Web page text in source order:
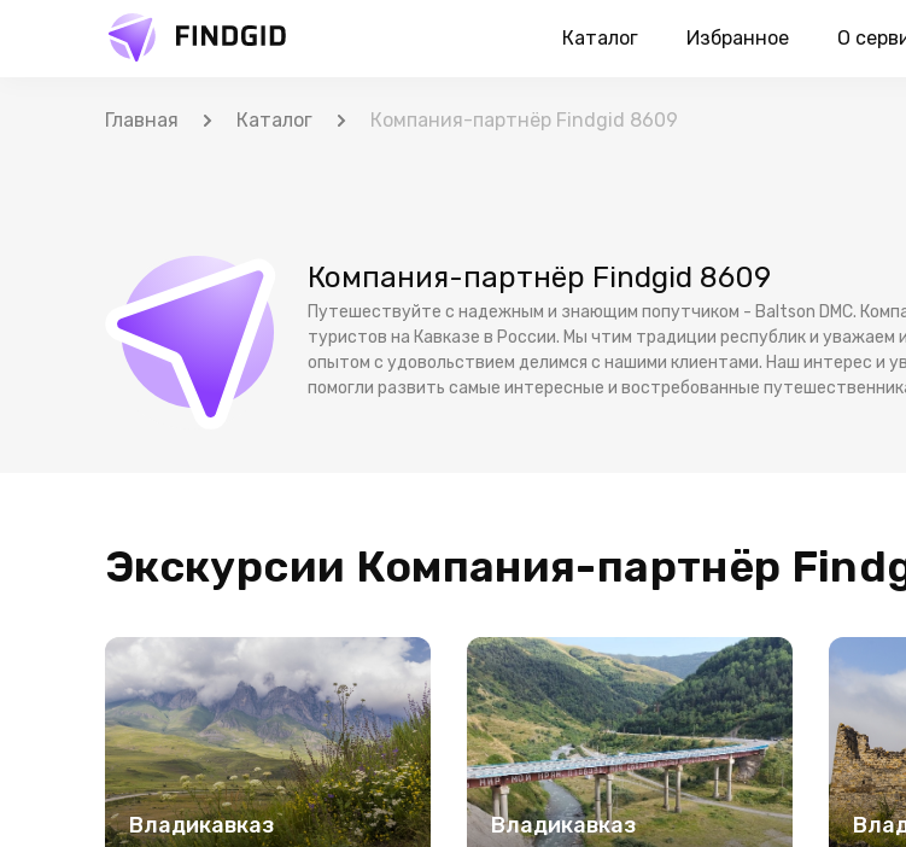
Каталог Избранное О
Главная Каталог Компания-партнёр Findgid 8609
Компания-партнёр Findgid 8609
Путешествуйте с надежным и знающим попутчиком - Baltson DMC.
туристов на Кавказе в России. Мы чтим традиции республик и
опытом с удовольствием делимся с нашими клиентами. Наш интерес и
помогли развить самые интересные и востребованные
Экскурсии Компания-партнёр
Владикавказ Владикавказ